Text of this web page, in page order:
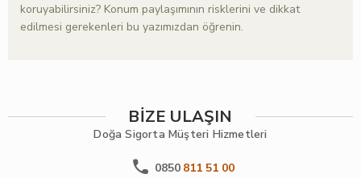
koruyabilirsiniz? Konum paylaşımının risklerini ve dikkat
edilmesi gerekenleri bu yazımızdan öğrenin.
BİZE ULAŞIN
Doğa Sigorta Müşteri Hizmetleri
0850 811 51 00